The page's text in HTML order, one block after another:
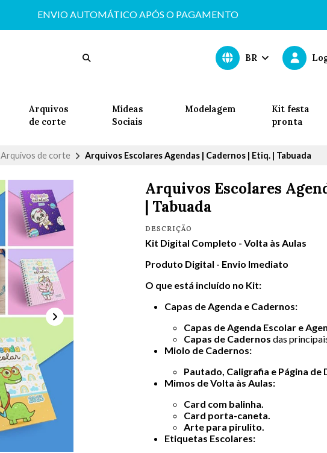
ENVIO AUTOMÁTICO APÓS O PAGAMENTO
BR
Arquivos
de corte
Mídeas
Sociais
Modelagem
Kit festa
pronta
Arquivos de corte Arquivos Escolares Agendas | Cadernos | Etiq. | Tabuada
Arquivos Escolares
| Tabuada
DESCRIÇÃO
Kit Digital Completo - Volta às Aulas
Produto Digital - Envio Imediato
O que está incluído no Kit:
Capas de Agenda e Cadernos:
Capas de Agenda Escolar e
Capas de Cadernos das
Miolo de Cadernos:
Pautado, Caligrafia e Página de
Mimos de Volta às Aulas:
Card com balinha.
Card porta-caneta.
Arte para pirulito.
Etiquetas Escolares: